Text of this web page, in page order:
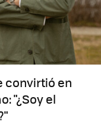
convirtió en
"¿Soy el